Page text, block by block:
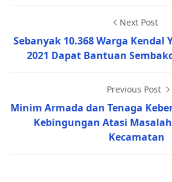
Next Post
Sebanyak 10.368 Warga Kendal
2021 Dapat Bantuan
Previous Post
Minim Armada dan Tenaga
Kebingungan Atasi
Kecamatan